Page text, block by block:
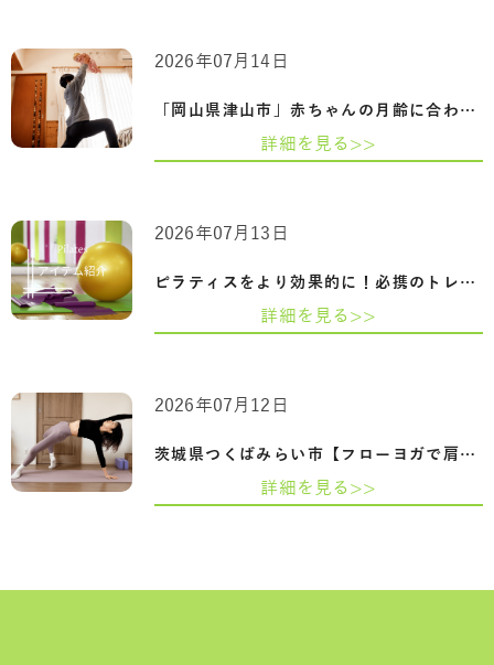
「岡山県津山市」赤ちゃんの月齢に合わせ…
2026年07月14日
詳細を見る>>
ピラティスをより効果的に！必携のトレー…
2026年07月13日
詳細を見る>>
茨城県つくばみらい市【フローヨガで肩甲…
2026年07月12日
詳細を見る>>